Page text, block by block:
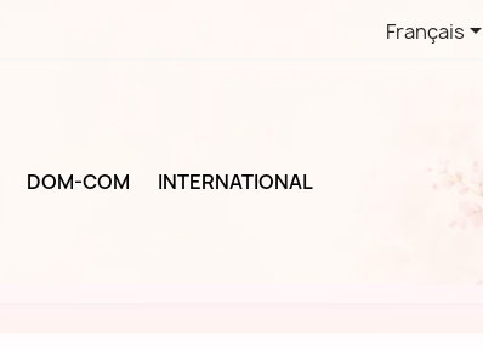
Français
DOM-COM INTERNATIONAL